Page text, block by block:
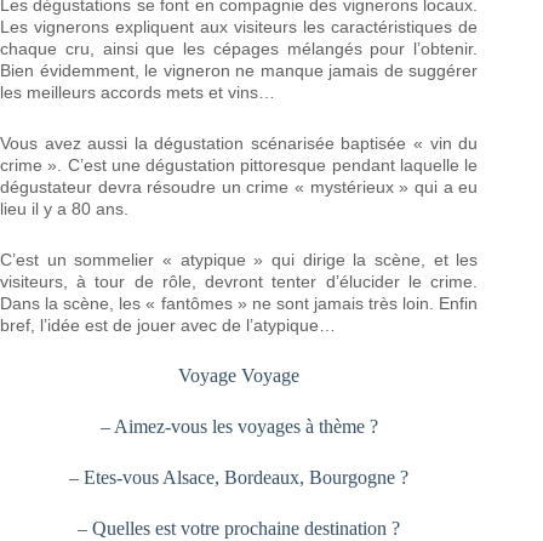
Les dégustations se font en compagnie des vignerons locaux.
Les vignerons expliquent aux visiteurs les caractéristiques de
chaque cru, ainsi que les cépages mélangés pour l’obtenir.
Bien évidemment, le vigneron ne manque jamais de suggérer
les meilleurs accords mets et vins…
Vous avez aussi la dégustation scénarisée baptisée « vin du
crime ». C’est une dégustation pittoresque pendant laquelle le
dégustateur devra résoudre un crime « mystérieux » qui a eu
lieu il y a 80 ans.
C’est un sommelier « atypique » qui dirige la scène, et les
visiteurs, à tour de rôle, devront tenter d’élucider le crime.
Dans la scène, les « fantômes » ne sont jamais très loin. Enfin
bref, l’idée est de jouer avec de l’atypique…
Voyage Voyage
– Aimez-vous les voyages à thème ?
– Etes-vous Alsace, Bordeaux, Bourgogne ?
– Quelles est votre prochaine destination ?